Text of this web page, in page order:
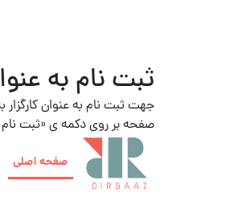
ثبت نام به
جهت ثبت نام به عنوان
صفحه بر روی دکمه ی «ثبت نام